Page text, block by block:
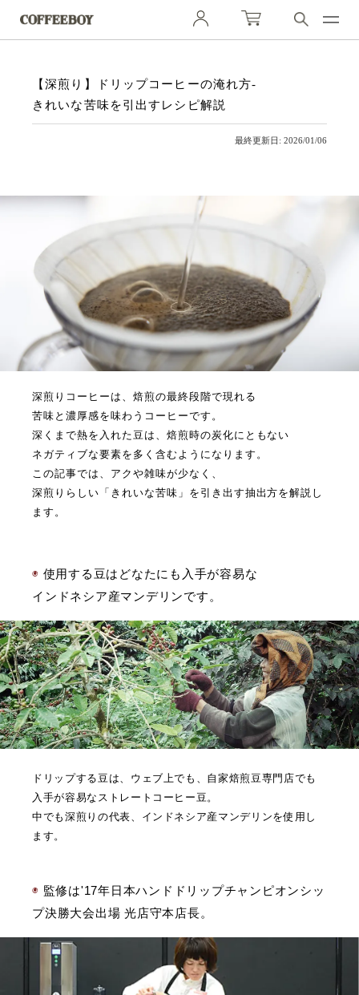
【深煎り】ドリップコーヒーの淹れ方-
きれいな苦味を引出すレシピ解説
最終更新日: 2026/01/06
深煎りコーヒーは、焙煎の最終段階で現れる
苦味と濃厚感を味わうコーヒーです。
深くまで熱を入れた豆は、焙煎時の炭化にともない
ネガティブな要素を多く含むようになります。
この記事では、アクや雑味が少なく、
深煎りらしい「きれいな苦味」を引き出す抽出方を解説し
ます。
使用する豆はどなたにも入手が容易な
インドネシア産マンデリンです。
ドリップする豆は、ウェブ上でも、自家焙煎豆専門店でも
入手が容易なストレートコーヒー豆。
中でも深煎りの代表、インドネシア産マンデリンを使用し
ます。
監修は'17年日本ハンドドリップチャンピオンシッ
プ決勝大会出場 光店守本店長。